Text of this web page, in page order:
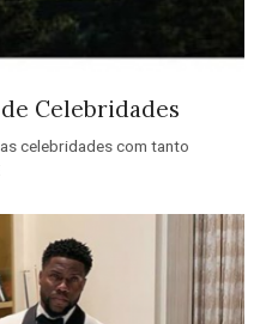
Celebridades
celebridades com tanto